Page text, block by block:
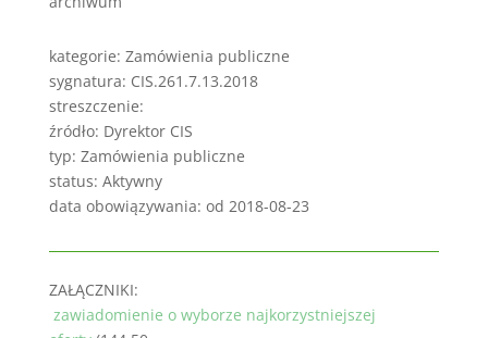
kategorie: Zamówienia publiczne
sygnatura: CIS.261.7.13.2018
streszczenie:
źródło: Dyrektor CIS
typ: Zamówienia publiczne
status: Aktywny
data obowiązywania: od 2018-08-23
ZAŁĄCZNIKI:
zawiadomienie o wyborze najkorzystniejszej